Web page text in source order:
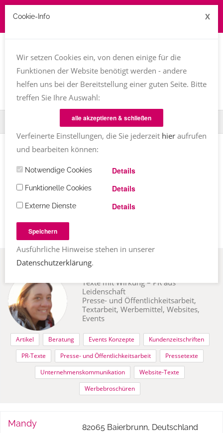
Home Fachfrauenmarkt PR-Texte
Texttreff-Fachfrauenmarkt
Übersicht/ PR-Texte
Antje Efkes 88662 Überlingen, Deutschland
Texte mit Wirkung – PR aus
Leidenschaft
Presse- und Öffentlichkeitsarbeit,
Textarbeit, Werbemittel, Websites,
Events
Artikel Beratung Events Konzepte
Kundenzeitschriften
PR-Texte
Presse- und Öffentlichkeitsarbeit
Pressetexte
Unternehmenskommunikation
Website-Texte
Werbebroschüren
Mandy
82065 Baierbrunn, Deutschland
Cookie-Info X
Wir setzen Cookies ein, von denen einige für die
Funktionen der Website benötigt werden - andere
helfen uns bei der Bereitstellung einer guten Seite. Bitte
treffen Sie Ihre Auswahl:
alle akzeptieren & schließen
Verfeinerte Einstellungen, die Sie jederzeit hieraufrufen
und bearbeiten können:
Notwendige Cookies Details
Funktionelle Cookies Details
Externe Dienste Details
Speichern
Ausführliche Hinweise stehen in unserer
Datenschutzerklärung.